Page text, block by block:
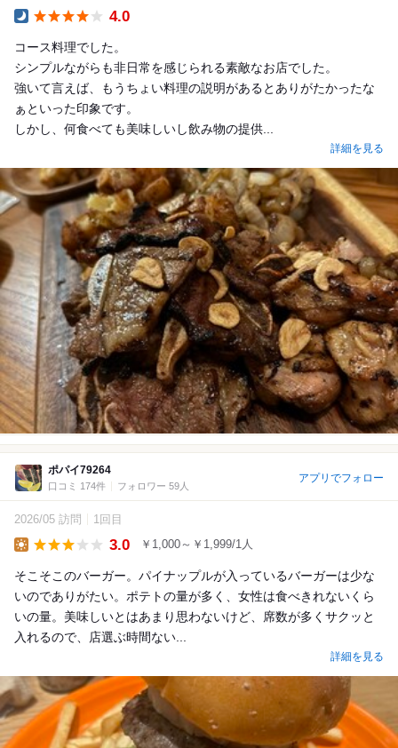
4.0
コース料理でした。
シンプルながらも非日常を感じられる素敵なお店でした。
強いて言えば、もうちょい料理の説明があるとありがたかったな
ぁといった印象です。
しかし、何食べても美味しいし飲み物の提供...
詳細を見る
ポパイ79264
口コミ 174件 フォロワー 59人
アプリでフォロー
2026/05 訪問 1回目
3.0 ￥1,000～￥1,999/1人
そこそこのバーガー。パイナップルが入っているバーガーは少な
いのでありがたい。ポテトの量が多く、女性は食べきれないくら
いの量。美味しいとはあまり思わないけど、席数が多くサクッと
入れるので、店選ぶ時間ない...
詳細を見る